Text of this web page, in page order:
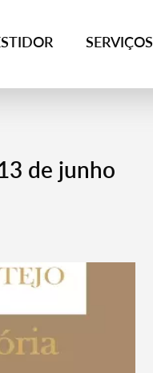
SERVIÇOS
de junho